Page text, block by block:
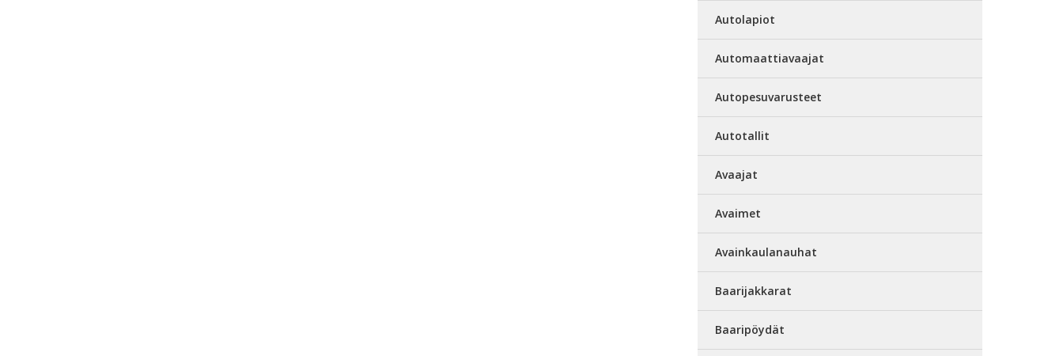
Autolapiot
Automaattiavaajat
Autopesuvarusteet
Autotallit
Avaajat
Avaimet
Avainkaulanauhat
Baarijakkarat
Baaripöydät